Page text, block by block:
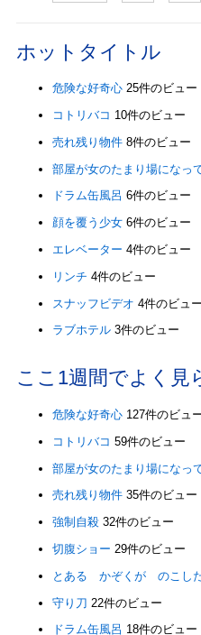
ホットタイトル
危険な好奇心 25件のビュー
コトリバコ 10件のビュー
売れ残り物件 8件のビュー
部屋が女のたまり場になっ
ドラム缶風呂 6件のビュー
顔を覆う少女 6件のビュー
エレベーター 4件のビュー
リンチ 4件のビュー
スナッフビデオ 4件のビュー
ラブホテル 3件のビュー
ここ1週間でよく見
危険な好奇心 127件のビュ
コトリバコ 59件のビュー
部屋が女のたまり場になっ
売れ残り物件 35件のビュー
強制自殺 32件のビュー
切腹ショー 29件のビュー
とある かぞくが のこし
守り刀 22件のビュー
ドラム缶風呂 18件のビュー